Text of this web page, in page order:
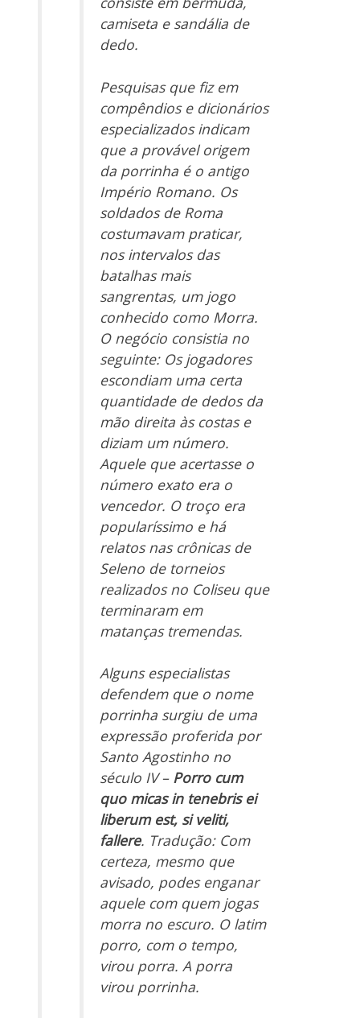
camiseta e sandália de
dedo.
Pesquisas que fiz em
compêndios e dicionários
especializados indicam
que a provável origem
da porrinha é o antigo
Império Romano. Os
soldados de Roma
costumavam praticar,
nos intervalos das
batalhas mais
sangrentas, um jogo
conhecido como Morra.
O negócio consistia no
seguinte: Os jogadores
escondiam uma certa
quantidade de dedos da
mão direita às costas e
diziam um número.
Aquele que acertasse o
número exato era o
vencedor. O troço era
popularíssimo e há
relatos nas crônicas de
Seleno de torneios
realizados no Coliseu que
terminaram em
matanças tremendas.
Alguns especialistas
defendem que o nome
porrinha surgiu de uma
expressão proferida por
Santo Agostinho no
século IV – Porro cum
quo micas in tenebris ei
liberum est, si veliti,
fallere. Tradução: Com
certeza, mesmo que
avisado, podes enganar
aquele com quem jogas
morra no escuro. O latim
porro, com o tempo,
virou porra. A porra
virou porrinha.